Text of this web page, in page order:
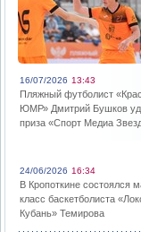
16/07/2026 13:43
Пляжный футболист
ЮМР» Дмитрий Бушков
приза «Спорт Медиа
24/06/2026 16:34
В Кропоткине состоялся
класс баскетболиста
Кубань» Темирова